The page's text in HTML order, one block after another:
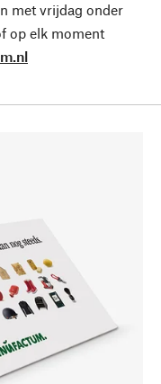
met vrijdag onder
op elk moment